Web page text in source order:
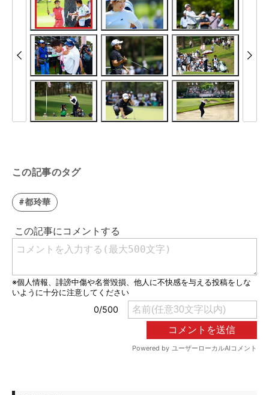
この記事のタグ
#都玲華